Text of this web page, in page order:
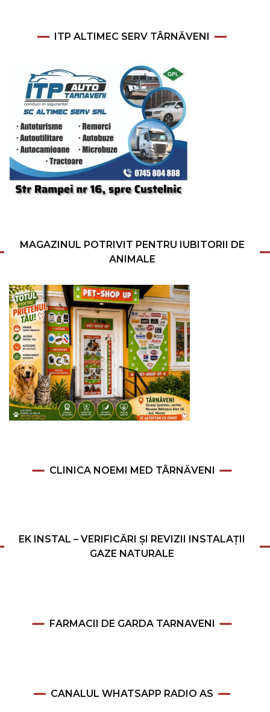
ITP ALTIMEC SERV TÂRNĂVENI
MAGAZINUL POTRIVIT PENTRU IUBITORII DE
ANIMALE
CLINICA NOEMI MED TÂRNĂVENI
EK INSTAL – VERIFICĂRI ȘI REVIZII INSTALAȚII
GAZE NATURALE
FARMACII DE GARDA TARNAVENI
CANALUL WHATSAPP RADIO AS